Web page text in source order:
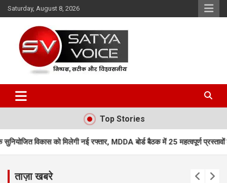
Skip
to
Saturday, August 8, 2026
Satya Voice
Top Stories
नई रफ्तार, MDDA बोर्ड बैठक में 25 महत्वपूर्ण प्रस्तावों को मंजूरी एमडीडीए
ताज़ा खबरे